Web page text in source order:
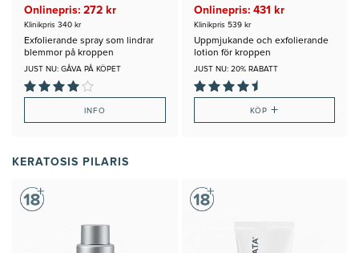
Onlinepris: 272 kr
Klinikpris 340 kr
Exfolierande spray som lindrar
blemmor på kroppen
JUST NU: GÅVA PÅ KÖPET
INFO
Onlinepris: 431 kr
Klinikpris 539 kr
Uppmjukande och exfolierande
lotion för kroppen
JUST NU: 20% RABATT
KÖP +
KERATOSIS PILARIS